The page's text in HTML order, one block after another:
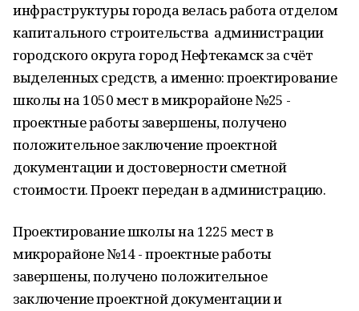
инфраструктуры города велась работа отделом
капитального строительства администрации
городского округа город Нефтекамск за счёт
выделенных средств, а именно: проектирование
школы на 1050 мест в микрорайоне №25 -
проектные работы завершены, получено
положительное заключение проектной
документации и достоверности сметной
стоимости. Проект передан в администрацию.
Проектирование школы на 1225 мест в
микрорайоне №14 - проектные работы
завершены, получено положительное
заключение проектной документации и